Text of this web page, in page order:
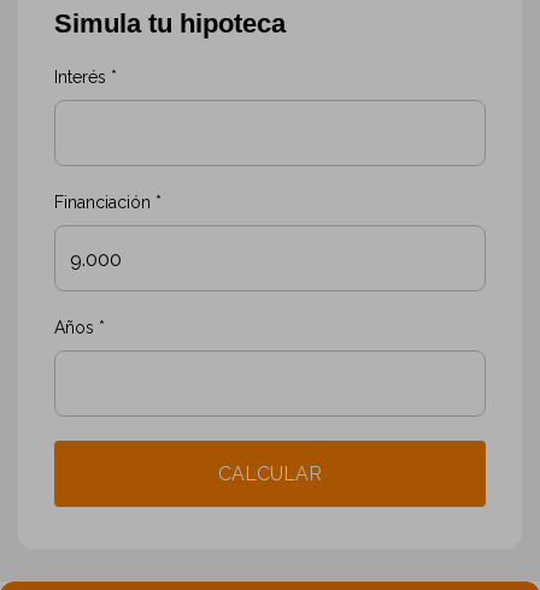
Simula tu hipoteca
Interés *
Financiación *
Años *
CALCULAR